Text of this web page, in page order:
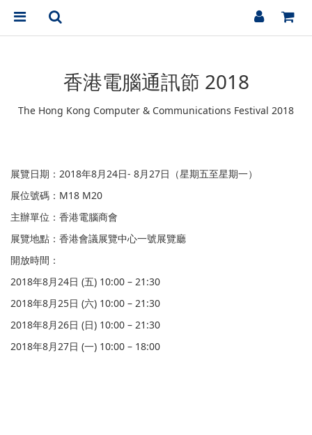
香港電腦通訊節 2018
The Hong Kong Computer & Communications Festival 2018
展覽日期：2018年8月24日- 8月27日（星期五至星期一）
展位號碼 ： M18 M20
主辦單位：香港電腦商會
展覽地點：香港會議展覽中心一號展覽廳
開放時間：
2018年8月24日 (五) 10:00 – 21:30
2018年8月25日 (六) 10:00 – 21:30
2018年8月26日 (日) 10:00 – 21:30
2018年8月27日 (一) 10:00 – 18:00